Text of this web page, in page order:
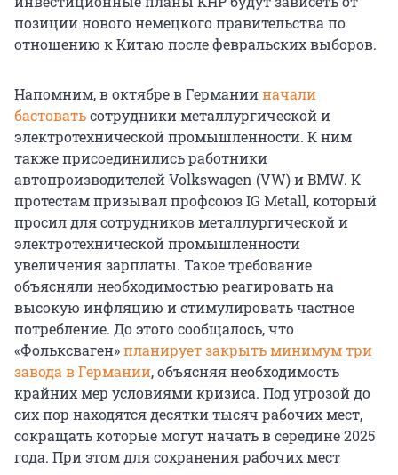
позиции нового немецкого правительства по
отношению к Китаю после февральских выборов.
Напомним, в октябре в Германииначали
бастоватьсотрудники металлургической и
электротехнической промышленности. К ним
также присоединились работники
автопроизводителей Volkswagen (VW) и BMW. К
протестам призывал профсоюз IG Metall, который
просил для сотрудников металлургической и
электротехнической промышленности
увеличения зарплаты. Такое требование
объясняли необходимостью реагировать на
высокую инфляцию и стимулировать частное
потребление. До этого сообщалось, что
«Фольксваген»планирует закрыть минимум три
завода в Германии, объясняя необходимость
крайних мер условиями кризиса. Под угрозой до
сих пор находятся десятки тысяч рабочих мест,
сокращать которые могут начать в середине 2025
года. При этом для сохранения рабочих мест